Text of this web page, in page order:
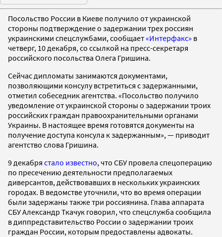
Посольство России в Киеве получило от украинской
стороны подтверждение о задержании трех россиян
украинскими спецслужбами, сообщает«Интерфакс» в
четверг, 10 декабря, со ссылкой на пресс-секретаря
российского посольства Олега Гришина.
Сейчас дипломаты занимаются документами,
позволяющими консулу встретиться с задержанными,
отметил собеседник агентства. «Посольство получило
уведомление от украинской стороны о задержании троих
российских граждан правоохранительными органами
Украины. В настоящее время готовятся документы на
получение доступа консула к задержанным», — приводит
агентство слова Гришина.
9 декабря стало известно, что СБУ провела спецоперацию
по пресечению деятельности предполагаемых
диверсантов, действовавших в нескольких украинских
городах. В ведомстве уточнили, что во время операции
были задержаны также три россиянина. Глава аппарата
СБУ Александр Ткачук говорил, что спецслужба сообщила
в диппредставительство России о задержании троих
граждан России, которым предоставлены адвокаты.